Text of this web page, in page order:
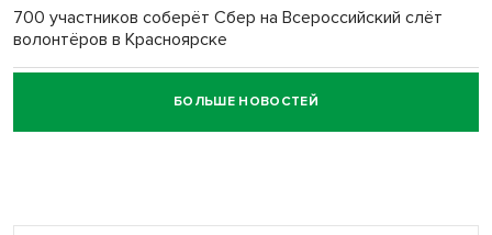
700 участников соберёт Сбер на Всероссийский слёт
волонтёров в Красноярске
Честный выбор: видеонаблюдение обеспечит
объективность результатов ЕДГ в Новосибирской
БОЛЬШЕ НОВОСТЕЙ